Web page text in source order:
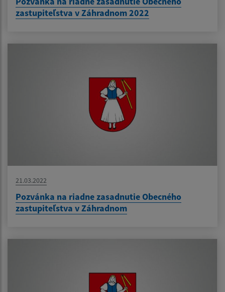
zastupiteľstva v Záhradnom 2022
21.03.2022
Pozvánka na riadne zasadnutie Obecného
zastupiteľstva v Záhradnom